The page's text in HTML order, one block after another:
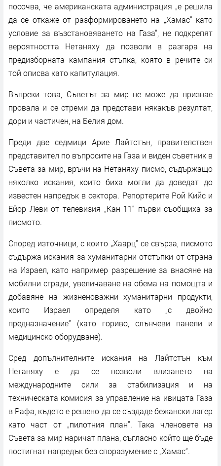
посочва, че американската администрация „е решила
да се откаже от разформироването на „Хамас“ като
условие за възстановяването на Газа“, не подкрепят
вероятността Нетаняху да позволи в разгара на
предизборната кампания стъпка, която в речите си
той описва като капитулация.
Въпреки това, Съветът за мир не може да признае
провала и се стреми да представи някакъв резултат,
дори и частичен, на Белия дом.
Преди две седмици Арие Лайтстън, правителствен
представител по въпросите на Газа и виден съветник в
Съвета за мир, връчи на Нетаняху писмо, съдържащо
няколко искания, които биха могли да доведат до
известен напредък в сектора. Репортерите Рой Кийс и
Ейор Леви от телевизия „Кан 11“ първи съобщиха за
писмото.
Според източници, с които „Хаарц“ се свърза, писмото
съдържа искания за хуманитарни отстъпки от страна
на Израел, като например разрешение за внасяне на
мобилни сгради, увеличаване на обема на помощта и
добавяне на жизненоважни хуманитарни продукти,
които Израел определя като „с двойно
предназначение“ (като гориво, слънчеви панели и
медицинско оборудване).
Сред допълнителните искания на Лайтстън към
Нетаняху е да се позволи влизането на
международните сили за стабилизация и на
техническата комисия за управление на ивицата Газа
в Рафа, където е решено да се създаде бежански лагер
като част от „пилотния план“. Така членовете на
Съвета за мир наричат плана, съгласно който ще бъде
постигнат напредък без споразумение с „Хамас“.